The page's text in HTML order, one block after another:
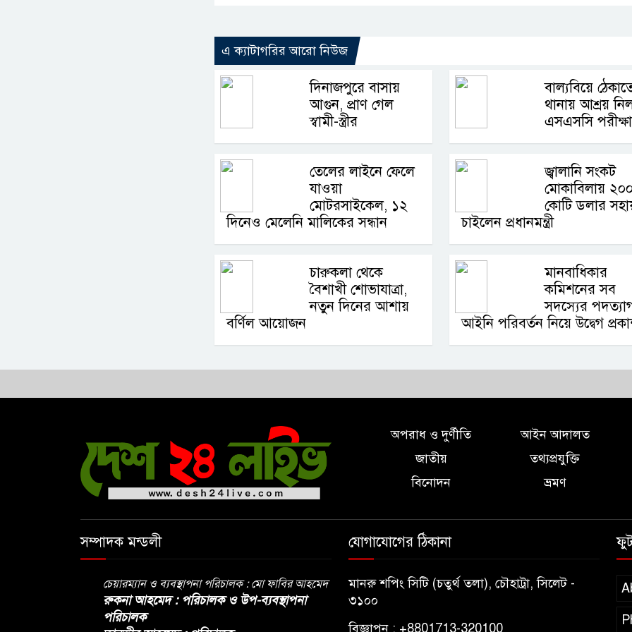
এ ক্যাটাগরির আরো নিউজ
দিনাজপুরে বাসায়
আগুন, প্রাণ গেল
স্বামী-স্ত্রীর
বাল্যবিয়ে
থানায় আশ্রয়
এসএসসি
তেলের লাইনে ফেলে
যাওয়া
মোটরসাইকেল, ১২
দিনেও মেলেনি মালিকের সন্ধান
জ্বালানি সংকট
মোকাবিলায়
কোটি ডলার
চাইলেন প্রধানমন্ত্রী
চারুকলা থেকে
বৈশাখী শোভাযাত্রা,
নতুন দিনের আশায়
বর্ণিল আয়োজন
মানবাধিকার
কমিশনের সব
সদস্যের
আইনি পরিবর্তন নিয়ে উদ্বেগ
অপরাধ ও দুর্ণীতি আইন আদালত
জাতীয়
তথ্যপ্রযুক্তি
বিনোদন
ভ্রমণ
সম্পাদক মন্ডলী
চেয়ারম্যান ও ব্যবস্থাপনা পরিচালক : মো ফাবির আহমেদ
রুকনা আহমেদ : পরিচালক ও উপ-ব্যবস্থাপনা
পরিচালক
যোগাযোগের ঠিকানা
মানরু শপিং সিটি (চতুর্থ তলা), চৌহাট্রা, সিলেট -
৩১০০
বিজ্ঞাপন : +8801713-320100